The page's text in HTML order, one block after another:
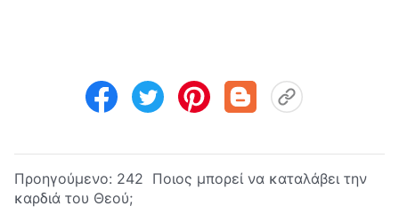
Προηγούμενο: 242 Ποιος μπορεί να καταλάβει την
καρδιά του Θεού;